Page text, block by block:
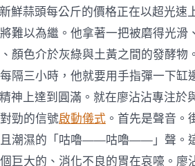
鮮蒜頭每公斤的價格正在以超光速
難以為繼。他拿著一把被磨得光滑
顏色介於灰綠與土黃之間的發酵物
隔三小時，他就要用手指彈一下
神上達到圓滿。就在廖沾沾專注於
勁的信號啟動儀式 。首先是聲音。
潮濕的「咕嚕——咕嚕——」聲。
巨大的、消化不良的胃在哀嚎。廖